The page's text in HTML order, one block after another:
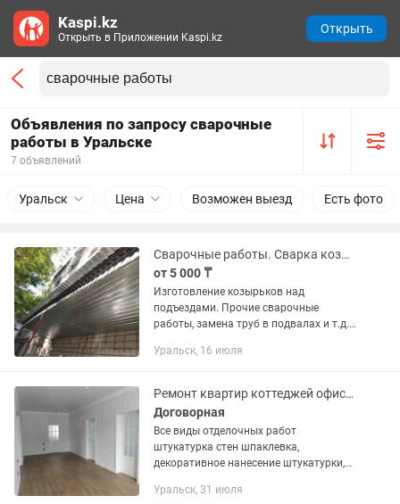
Объявления по запросу сварочные
работы в Уральске
7 объявлений
Уральск Цена Возможен выезд Есть фото
Сварочные работы. Сварка козырьков над подъездами, замена труб в подвалах
от 5 000 ₸
Изготовление козырьков над
подъездами. Прочие сварочные
работы, замена труб в подвалах и т.д.
Уральск, 16 июля
Ремонт квартир коттеджей офисов под ключ
Договорная
Все виды отделочных работ
штукатурка стен шпаклевка,
декоративное нанесение штукатурки,
наливные полы по маякам, укладка
Уральск, 31 июля
Kaspi.kz
Открыть в Приложении Kaspi.kz
Открыть